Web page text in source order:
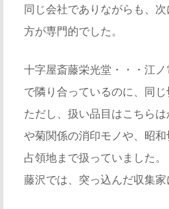
同じ会社でありながらも、
方が専門的でした。
十字屋斎藤栄光堂・・・江
で隣り合っているのに、同じ
ただし、扱い品目はこちら
や菊関係の消印モノや、昭
占領地まで扱っていました。
藤沢では、突っ込んだ収集家